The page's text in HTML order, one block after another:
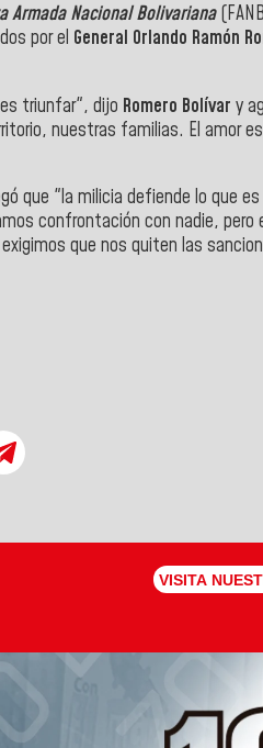
Armada Nacional Bolivariana
por el General Orlando Ramón
triunfar", dijo Romero Bolívar y
nuestras familias. El amor
que "la milicia defiende lo que
confrontación con nadie,
que nos quiten las
VISITA